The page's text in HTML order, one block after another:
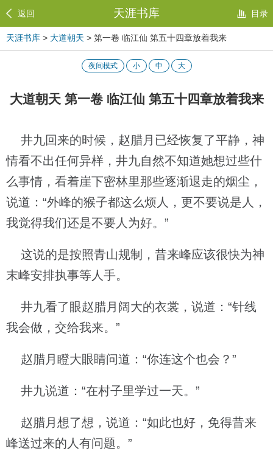
返回 天涯书库 目录
天涯书库 > 大道朝天 > 第一卷 临江仙 第五十四章放着我来
夜间模式 小 中 大
大道朝天 第一卷 临江仙 第五十四章放着我来
井九回来的时候，赵腊月已经恢复了平静，神
情看不出任何异样，井九自然不知道她想过些什
么事情，看着崖下密林里那些逐渐退走的烟尘，
说道：“外峰的猴子都这么烦人，更不要说是人，
我觉得我们还是不要人为好。”
这说的是按照青山规制，昔来峰应该很快为神
末峰安排执事等人手。
井九看了眼赵腊月阔大的衣裳，说道：“针线
我会做，交给我来。”
赵腊月瞪大眼睛问道：“你连这个也会？”
井九说道：“在村子里学过一天。”
赵腊月想了想，说道：“如此也好，免得昔来
峰送过来的人有问题。”